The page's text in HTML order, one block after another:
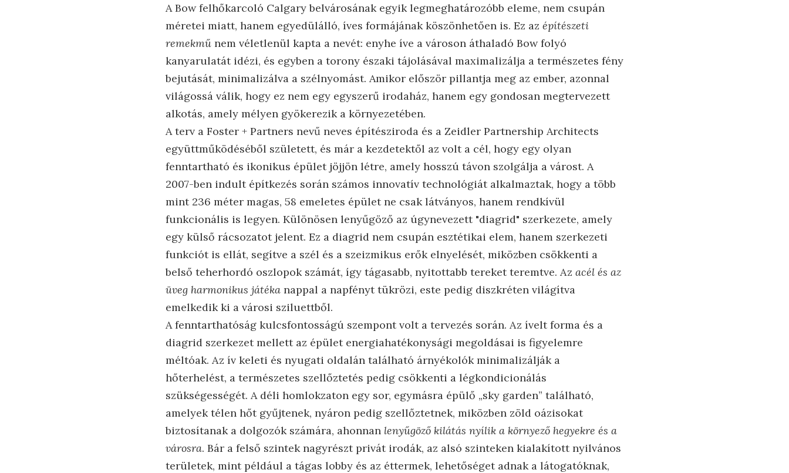
A Bow felhőkarcoló Calgary belvárosának egyik legmeghatározóbb eleme, nem csupán
méretei miatt, hanem egyedülálló, íves formájának köszönhetően is. Ez az építészeti
remekmű nem véletlenül kapta a nevét: enyhe íve a városon áthaladó Bow folyó
kanyarulatát idézi, és egyben a torony északi tájolásával maximalizálja a természetes fény
bejutását, minimalizálva a szélnyomást. Amikor először pillantja meg az ember, azonnal
világossá válik, hogy ez nem egy egyszerű irodaház, hanem egy gondosan megtervezett
alkotás, amely mélyen gyökerezik a környezetében.
A terv a Foster + Partners nevű neves építésziroda és a Zeidler Partnership Architects
együttműködéséből született, és már a kezdetektől az volt a cél, hogy egy olyan
fenntartható és ikonikus épület jöjjön létre, amely hosszú távon szolgálja a várost. A
2007-ben indult építkezés során számos innovatív technológiát alkalmaztak, hogy a több
mint 236 méter magas, 58 emeletes épület ne csak látványos, hanem rendkívül
funkcionális is legyen. Különösen lenyűgöző az úgynevezett "diagrid" szerkezete, amely
egy külső rácsozatot jelent. Ez a diagrid nem csupán esztétikai elem, hanem szerkezeti
funkciót is ellát, segítve a szél és a szeizmikus erők elnyelését, miközben csökkenti a
belső teherhordó oszlopok számát, így tágasabb, nyitottabb tereket teremtve. Az acél és az
üveg harmonikus játéka nappal a napfényt tükrözi, este pedig diszkréten világítva
emelkedik ki a városi sziluettből.
A fenntarthatóság kulcsfontosságú szempont volt a tervezés során. Az ívelt forma és a
diagrid szerkezet mellett az épület energiahatékonysági megoldásai is figyelemre
méltóak. Az ív keleti és nyugati oldalán található árnyékolók minimalizálják a
hőterhelést, a természetes szellőztetés pedig csökkenti a légkondicionálás
szükségességét. A déli homlokzaton egy sor, egymásra épülő „sky garden” található,
amelyek télen hőt gyűjtenek, nyáron pedig szellőztetnek, miközben zöld oázisokat
biztosítanak a dolgozók számára, ahonnan lenyűgöző kilátás nyílik a környező hegyekre és a
városra. Bár a felső szintek nagyrészt privát irodák, az alsó szinteken kialakított nyilvános
területek, mint például a tágas lobby és az éttermek, lehetőséget adnak a látogatóknak,